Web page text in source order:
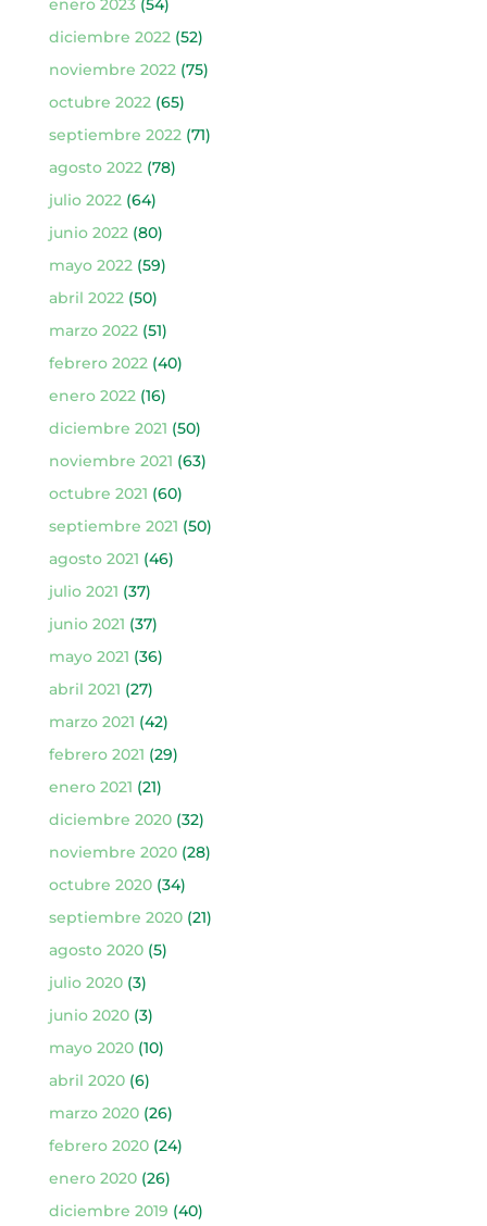
enero 2023(54)
diciembre 2022(52)
noviembre 2022(75)
octubre 2022(65)
septiembre 2022(71)
agosto 2022(78)
julio 2022(64)
junio 2022(80)
mayo 2022(59)
abril 2022(50)
marzo 2022(51)
febrero 2022(40)
enero 2022(16)
diciembre 2021 (50)
noviembre 2021 (63)
octubre 2021 (60)
septiembre 2021 (50)
agosto 2021 (46)
julio 2021 (37)
junio 2021 (37)
mayo 2021 (36)
abril 2021 (27)
marzo 2021 (42)
febrero 2021 (29)
enero 2021 (21)
diciembre 2020(32)
noviembre 2020(28)
octubre 2020(34)
septiembre 2020(21)
agosto 2020(5)
julio 2020(3)
junio 2020(3)
mayo 2020(10)
abril 2020(6)
marzo 2020(26)
febrero 2020(24)
enero 2020(26)
diciembre 2019 (40)